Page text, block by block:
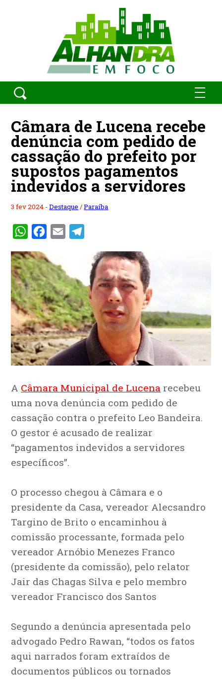
Câmara de Lucena recebe
denúncia com pedido de
cassação do prefeito por
supostos pagamentos
indevidos a servidores
3 fev 2024 -Destaque /Paraíba
WhatsAppFacebook
Email
A Câmara Municipal de Lucena recebeu
uma nova denúncia com pedido de
cassação contra o prefeito Leo Bandeira.
O gestor é acusado de realizar
“pagamentos indevidos a servidores
específicos”.
O processo chegou à Câmara e o
presidente da Casa, vereador Alecsandro
Targino de Brito o encaminhou à
comissão processante, formada pelo
vereador Arnóbio Menezes Franco
(presidente da comissão), pelo relator
Jair das Chagas Silva e pelo membro
vereador Francisco dos Santos
Segundo a denúncia apresentada pelo
advogado Pedro Rawan, “todos os fatos
aqui narrados foram extraídos de
documentos públicos ou tornados